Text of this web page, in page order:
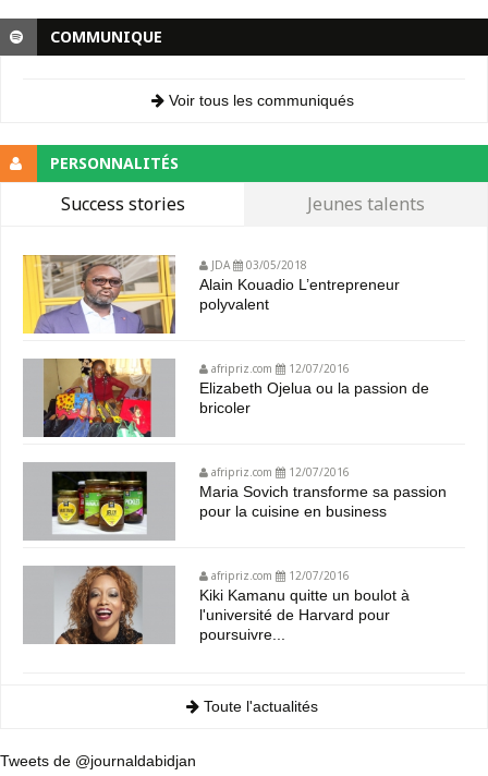
COMMUNIQUE
Voir tous les communiqués
PERSONNALITÉS
Success stories Jeunes talents
JDA 03/05/2018
Alain Kouadio L’entrepreneur
polyvalent
afripriz.com 12/07/2016
Elizabeth Ojelua ou la passion de
bricoler
afripriz.com 12/07/2016
Maria Sovich transforme sa passion
pour la cuisine en business
afripriz.com 12/07/2016
Kiki Kamanu quitte un boulot à
l'université de Harvard pour
poursuivre...
Toute l'actualités
Tweets de @journaldabidjan